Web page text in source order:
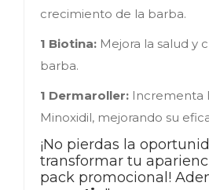
crecimiento de la barba.
1 Biotina: Mejora la salud y
barba.
1 Dermaroller: Incrementa
Minoxidil, mejorando su
¡No pierdas la
transformar tu
pack promocional!